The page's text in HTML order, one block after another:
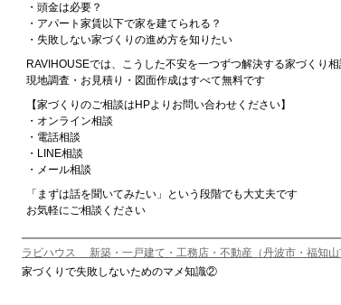
・頭金は必要？
・アパート家賃以下で家を建てられる？
・失敗しない家づくりの進め方を知りたい
RAVIHOUSEでは、こうした不安を一つずつ解決する家づくり
現地調査・お見積り・図面作成はすべて無料です
【家づくりのご相談はHPよりお問い合わせください】
・オンライン相談
・電話相談
・LINE相談
・メール相談
「まずは話を聞いてみたい」という段階でも大丈夫です
お気軽にご相談ください
ラビハウス 新築・一戸建て・工務店・不動産（丹波市・福知
家づくりで失敗しないためのマメ知識②